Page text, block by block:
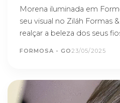
Morena iluminada em
seu visual no Ziláh Formas
realçar a beleza dos seus
FORMOSA - GO 23/05/2025